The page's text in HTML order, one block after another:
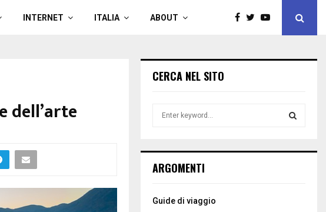
INTERNET ITALIA ABOUT
dell’arte
CERCA NEL SITO
h
o
ARGOMENTI
Guide di viaggio